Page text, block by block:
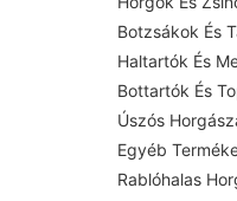
Botzsákok És
Haltartók És
Bottartók És
Úszós
Egyéb
Rablóhalas